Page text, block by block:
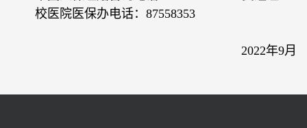
校医院医保办电话：87558353
2022年9月